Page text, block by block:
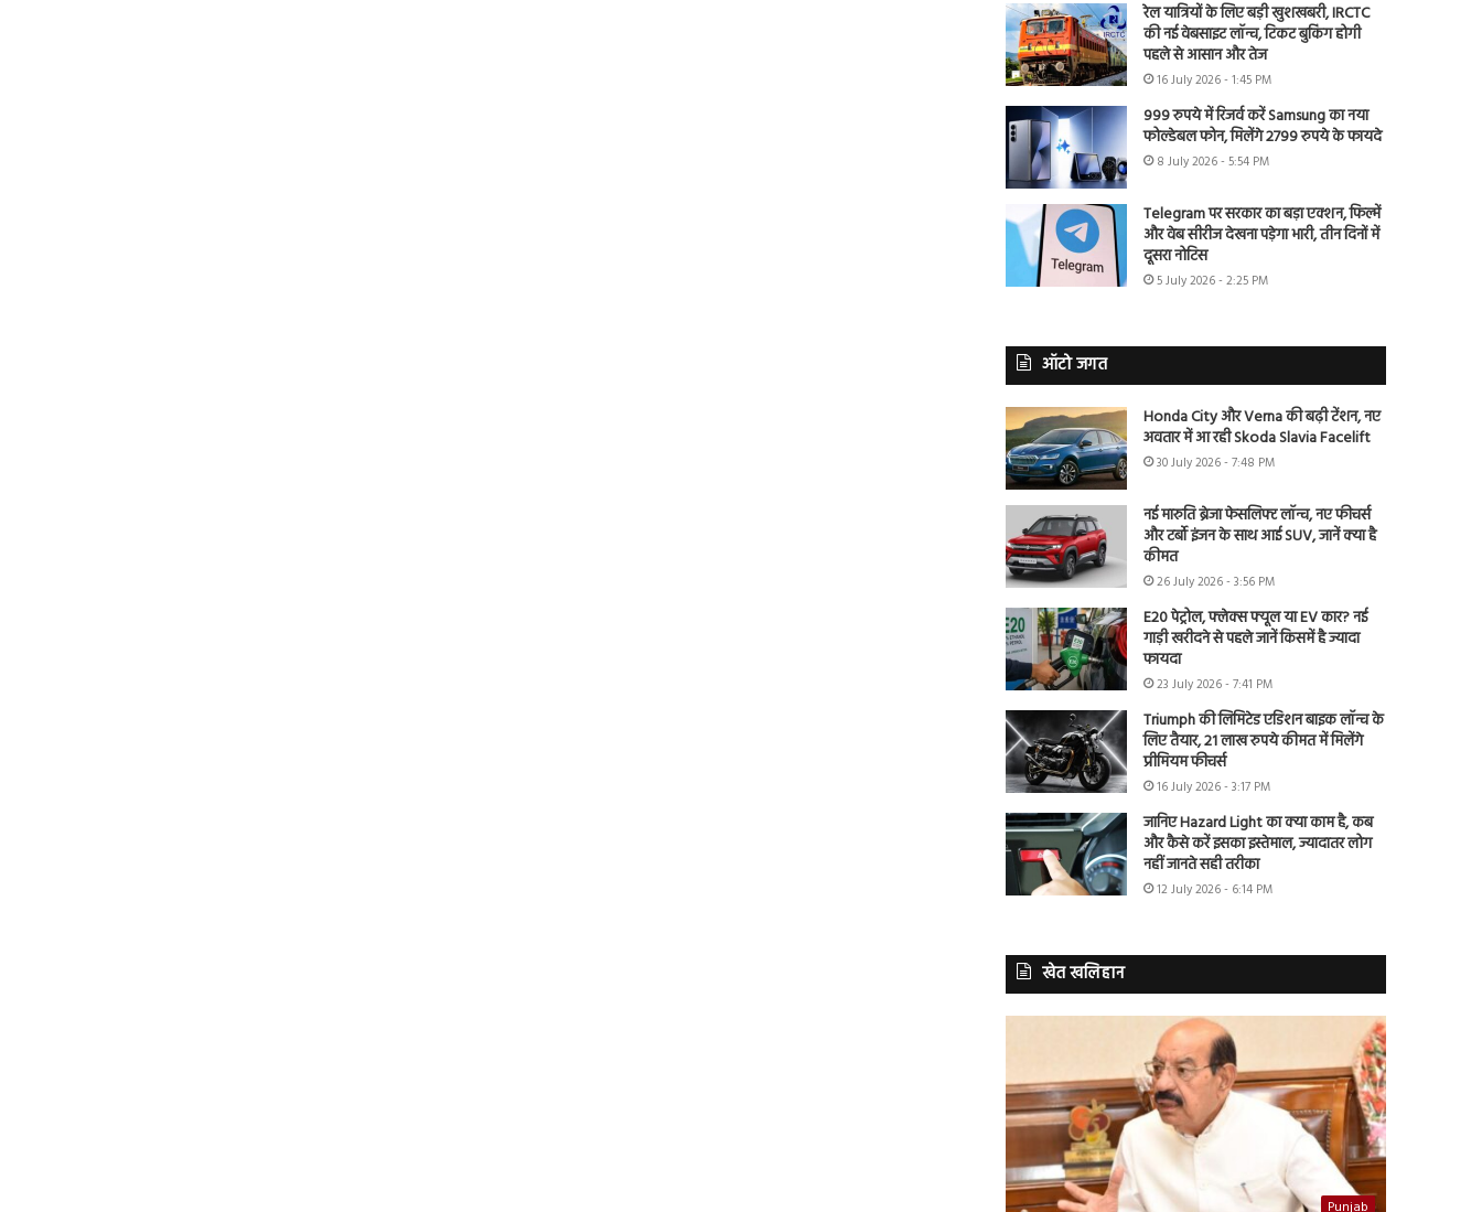
रेल यात्रियों के लिए बड़ी खुशखबरी, IRCTC
की नई वेबसाइट लॉन्च, टिकट बुकिंग होगी
पहले से आसान और तेज
16 July 2026 - 1:45 PM
999 रुपये में रिजर्व करें Samsung का नया
फोल्डेबल फोन, मिलेंगे 2799 रुपये के फायदे
8 July 2026 - 5:54 PM
Telegram पर सरकार का बड़ा एक्शन, फिल्में
और वेब सीरीज देखना पड़ेगा भारी, तीन दिनों में
दूसरा नोटिस
5 July 2026 - 2:25 PM
ऑटो जगत
Honda City और Verna की बढ़ी टेंशन, नए
अवतार में आ रही Skoda Slavia Facelift
30 July 2026 - 7:48 PM
नई मारुति ब्रेजा फेसलिफ्ट लॉन्च, नए फीचर्स
और टर्बो इंजन के साथ आई SUV, जानें क्या है
कीमत
26 July 2026 - 3:56 PM
E20 पेट्रोल, फ्लेक्स फ्यूल या EV कार? नई
गाड़ी खरीदने से पहले जानें किसमें है ज्यादा
फायदा
23 July 2026 - 7:41 PM
Triumph की लिमिटेड एडिशन बाइक लॉन्च के
लिए तैयार, 21 लाख रुपये कीमत में मिलेंगे
प्रीमियम फीचर्स
16 July 2026 - 3:17 PM
जानिए Hazard Light का क्या काम है, कब
और कैसे करें इसका इस्तेमाल, ज्यादातर लोग
नहीं जानते सही तरीका
12 July 2026 - 6:14 PM
खेत खलिहान
Punjab